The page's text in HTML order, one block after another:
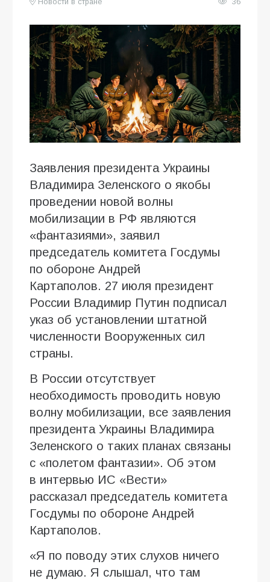
Заявления президента Украины
Владимира Зеленского о якобы
проведении новой волны
мобилизации в РФ являются
«фантазиями», заявил
председатель комитета Госдумы
по обороне Андрей
Картаполов. 27 июля президент
России Владимир Путин подписал
указ об установлении штатной
численности Вооруженных сил
страны.
В России отсутствует
необходимость проводить новую
волну мобилизации, все заявления
президента Украины Владимира
Зеленского о таких планах связаны
с «полетом фантазии». Об этом
в интервью ИC «Вести»
рассказал председатель комитета
Госдумы по обороне Андрей
Картаполов.
«Я по поводу этих слухов ничего
не думаю. Я слышал, что там